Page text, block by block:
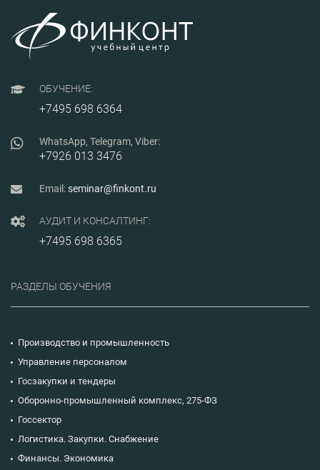
ОБУЧЕНИЕ:
+7495 698 6364
WhatsApp, Telegram, Viber:
+7926 013 3476
Email:seminar@finkont.ru
АУДИТ И КОНСАЛТИНГ:
+7495 698 6365
РАЗДЕЛЫ ОБУЧЕНИЯ
Производство и промышленность
Управление персоналом
Госзакупки и тендеры
Оборонно-промышленный комплекс, 275-ФЗ
Госсектор
Логистика. Закупки. Снабжение
Финансы. Экономика